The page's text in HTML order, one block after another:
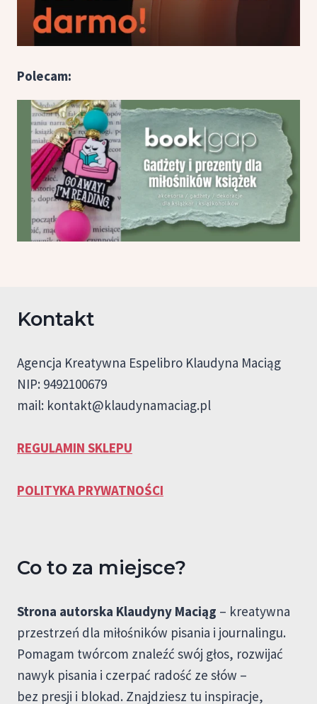
Polecam:
Kontakt
Agencja Kreatywna Espelibro Klaudyna Maciąg
NIP: 9492100679
mail: kontakt@klaudynamaciag.pl
REGULAMIN SKLEPU
POLITYKA PRYWATNOŚCI
Co to za miejsce?
Strona autorska Klaudyny Maciąg – kreatywna
przestrzeń dla miłośników pisania i journalingu.
Pomagam twórcom znaleźć swój głos, rozwijać
nawyk pisania i czerpać radość ze słów –
bez presji i blokad. Znajdziesz tu inspiracje,